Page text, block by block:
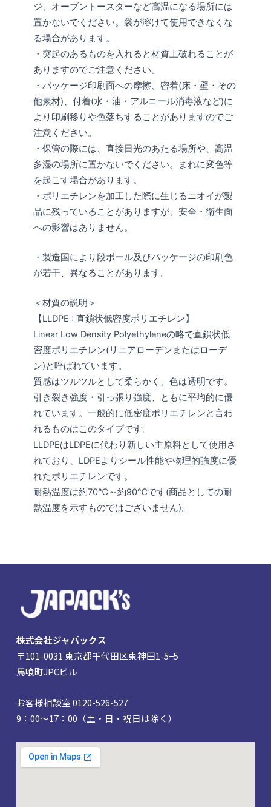
ジ、オーブントースターなど高温になる場所には
置かないでください。袋が溶けて使用できなくな
る場合があります。
・突起のあるものを入れると材質上破れることが
ありますのでご注意ください。
・パッケージ印刷面への摩擦、密着(床・壁・その
他素材)、付着(水・油・アルコール消毒液など)に
より印刷移りや色落ちすることがありますのでご
注意ください。
・保管の際には、直接日光のあたる場所や、高温
多湿の場所に置かないでください。まれに変色等
を起こす場合があります。
・ポリエチレンを加工した際に生じるニオイが製
品に残っていることがありますが、安全・衛生面
への影響はありません。
・製造国により段ボール及びパッケージの印刷色
が若干、異なることがあります。
＜材質の説明＞
【LLDPE : 直鎖状低密度ポリエチレン】
Linear Low Density Polyethyleneの略で直鎖状低
密度ポリエチレン(リニアローデンまたはローデ
ン)と呼ばれています。
質感はツルツルとして柔らかく、色は透明です。
引き裂き強度・引っ張り強度、ともに平均的に優
れています。一般的に低密度ポリエチレンと言わ
れるものはこのタイプです。
LLDPEはLDPEに代わり新しい主原料として使用さ
れており、LDPEよりシール性能や物理的強度に優
れたポリエチレンです。
耐熱温度は約70℃～約90℃です(商品としての耐
熱温度を示すものではございません)。
株式会社ジャパックス
〒101-0031 東京都千代田区東神田1-5−5
馬喰町JPCビル
お客様相談室 0120-526-527
9：00～17：00（土・日・祝日は除く）